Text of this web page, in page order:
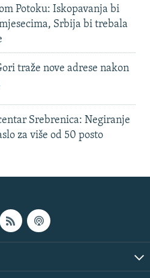
Potoku: Iskopavanja bi
Srbija bi trebala
traže nove adrese nakon
Srebrenica: Negiranje
za više od 50 posto